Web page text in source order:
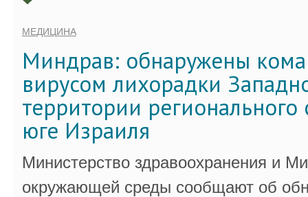
МЕДИЦИНА
Миндрав: обнаружены
вирусом лихорадки
территории регионального
юге Израиля
Министерство здравоохранения и
окружающей среды сообщают об